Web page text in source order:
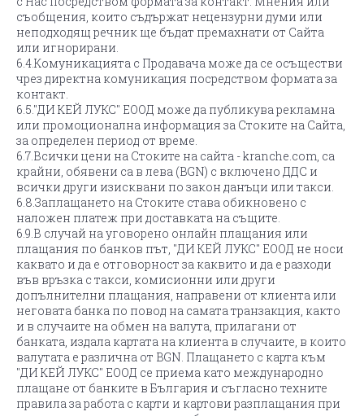
съобщения, които съдържат нецензурни думи или
неподходящ речник ще бъдат премахнати от Сайта
или игнорирани.
6.4.Комуникацията с Продавача може да се осъществи
чрез директна комуникация посредством формата за
контакт.
6.5."ДИ КЕЙ ЛУКС" ЕООД може да публикува рекламна
или промоционална информация за Стоките на Сайта,
за определен период от време.
6.7.Всички цени на Стоките на сайта - kranche.com, са
крайни, обявени са в лева (BGN) с включено ДДС и
всички други изисквани по закон данъци или такси.
6.8.Заплащането на Стоките става обикновено с
наложен платеж при доставката на същите.
6.9.В случай на уговорено онлайн плащания или
плащания по банков път, "ДИ КЕЙ ЛУКС" ЕООД не носи
каквато и да е отговорност за каквито и да е разходи
във връзка с такси, комисионни или други
допълнителни плащания, направени от клиента или
неговата банка по повод на самата транзакция, както
и в случаите на обмен на валута, прилагани от
банката, издала картата на клиента в случаите, в които
валутата е различна от BGN. Плащането с карта към
"ДИ КЕЙ ЛУКС" ЕООД се приема като международно
плащане от банките в България и съгласно техните
правила за работа с карти и картови разплащания при